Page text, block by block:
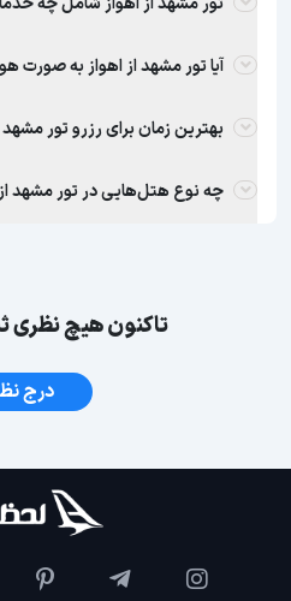
آیا تور مشهد از اهواز به صورت
بهترین زمان برای رزرو تور
چه نوع هتل‌هایی در تور مشهد از
تاکنون هیچ
درج